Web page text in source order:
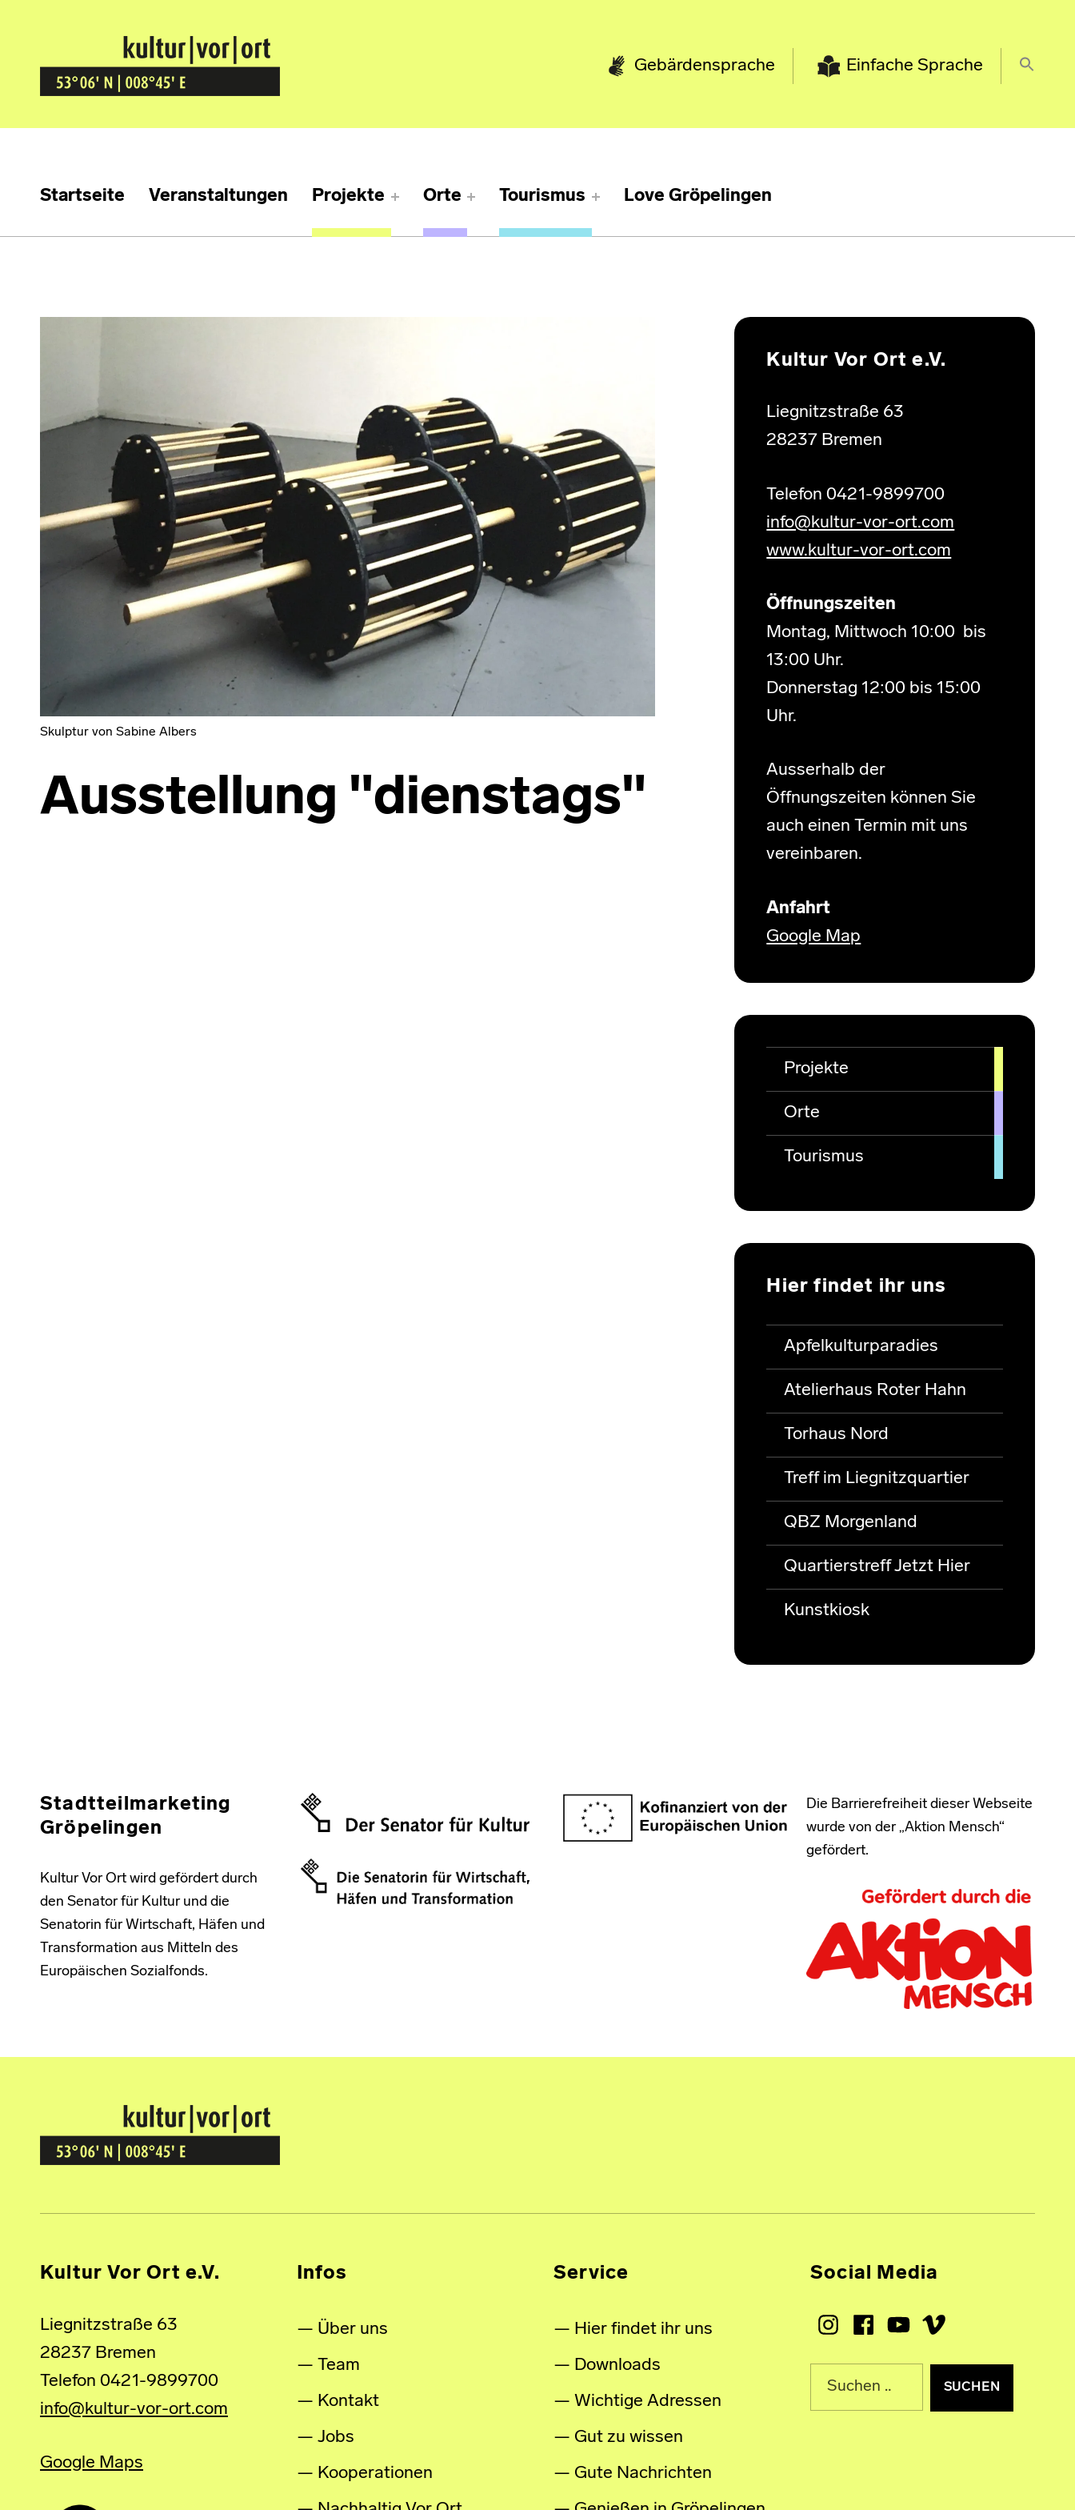
Kultur Vor Ort
BREMEN GRÖPELINGEN Gebärdensprache Einfache Sprache
Startseite Veranstaltungen Projekte Orte Tourismus Love Gröpelingen
Skulptur von Sabine Albers
Ausstellung "dienstags"
Kultur Vor Ort e.V.
Liegnitzstraße 63
28237 Bremen
Telefon 0421-9899700
info@kultur-vor-ort.com
www.kultur-vor-ort.com
Öffnungszeiten
Montag, Mittwoch 10:00 bis
13:00 Uhr.
Donnerstag 12:00 bis 15:00
Uhr.
Ausserhalb der
Öffnungszeiten können Sie
auch einen Termin mit uns
vereinbaren.
Anfahrt
Google Map
Projekte
Orte
Tourismus
Hier findet ihr uns
Apfelkulturparadies
Atelierhaus Roter Hahn
Torhaus Nord
Treff im Liegnitzquartier
QBZ Morgenland
Quartierstreff Jetzt Hier
Kunstkiosk
Stadtteilmarketing
Gröpelingen
Kultur Vor Ort wird gefördert durch
den Senator für Kultur und die
Senatorin für Wirtschaft, Häfen und
Transformation aus Mitteln des
Europäischen Sozialfonds.
Die Barrierefreiheit dieser Webseite
wurde von der „Aktion Mensch“
gefördert.
Kultur Vor Ort
BREMEN GRÖPELINGEN
Kultur Vor Ort e.V.
Liegnitzstraße 63
28237 Bremen
Telefon 0421-9899700
info@kultur-vor-ort.com
Google Maps
Infos
Über uns
Team
Kontakt
Jobs
Kooperationen
Service
Hier findet ihr uns
Downloads
Wichtige Adressen
Gut zu wissen
Gute Nachrichten
Social Media
InstagramFacebookYoutubeVimeo
Suche nach: